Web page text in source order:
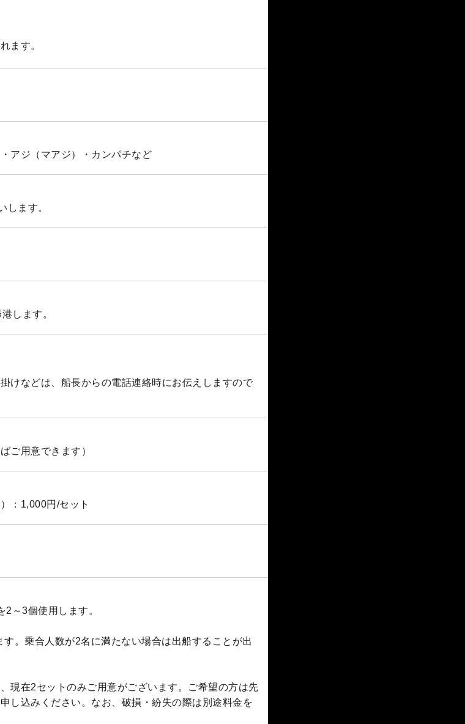
ます。
アジ（マアジ）・カンパチなど
ます。
します。
けなどは、船長からの電話連絡時にお伝えしますので
ご用意できます）
：1,000円/セット
～3個使用します。
。乗合人数が2名に満たない場合は出船することが出
現在2セットのみご用意がございます。ご希望の方は先
し込みください。なお、破損・紛失の際は別途料金を